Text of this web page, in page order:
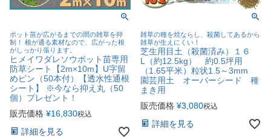
ポット苗が広がるまでの間の雑草を抑
制！ 根が通る素材なので、広がった根
がしっかり張ります。
ヒメイワダレソウポット苗専用
防草シート【2m×10m】U字留
めピン（50本付）【透水性通根
シート】 ※今なら抑え丸（50
個）プレゼント！
販売価格 ¥16,830税込
詳細を見る
雑草の種を焼ならし、殺菌してあるから
雑草が生えにくい！
芝生用目土（殺菌済み）１６
L（約12.5kg） 約0.5坪用
（1.65平米）粒状1.5～3mm
園芸用土 オーバーシード 種
まき用
販売価格 ¥3,080税込
詳細を見る